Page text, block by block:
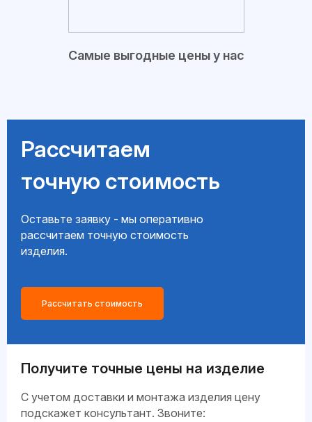
Самые выгодные цены у нас
Рассчитаем
точную стоимость
Оставьте заявку - мы оперативно
рассчитаем точную стоимость
изделия.
Рассчитать стоимость
Получите точные цены на изделие
C учетом доставки и монтажа изделия цену
подскажет консультант. Звоните: